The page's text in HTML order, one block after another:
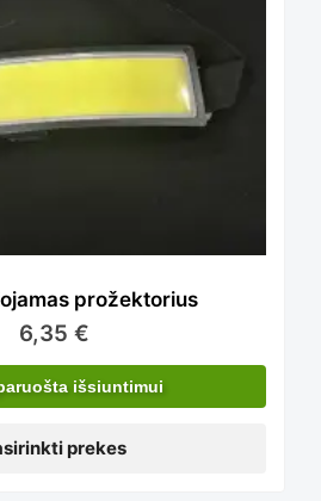
prožektorius
6,35 €
išsiuntimui
prekes